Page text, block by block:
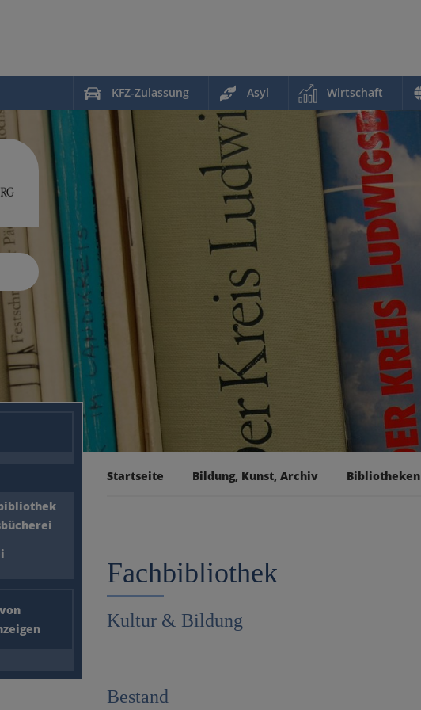
KFZ-Zulassung Asyl Wirtschaft
Startseite Bildung, Kunst, Archiv Bibliotheken
Fachbibliothek
Kultur & Bildung
Bestand